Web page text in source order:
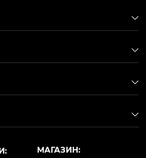
МАГАЗИН: